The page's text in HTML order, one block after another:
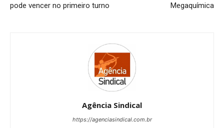
pode vencer no primeiro turno
Megaquímica
Agência Sindical
https://agenciasindical.com.br